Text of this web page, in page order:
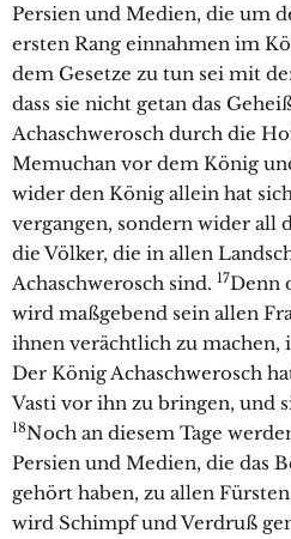
Persien und Medien, die um
ersten Rang einnahmen im
dem Gesetze zu tun sei mit
dass sie nicht getan das
Achaschwerosch durch die
Memuchan vor dem König
wider den König allein hat
vergangen, sondern wider all
die Völker, die in allen
Achaschwerosch sind. 17Denn
wird maßgebend sein allen
ihnen verächtlich zu machen,
Der König Achaschwerosch
Vasti vor ihn zu bringen, und
18Noch an diesem Tage
Persien und Medien, die das
gehört haben, zu allen
wird Schimpf und Verdruß